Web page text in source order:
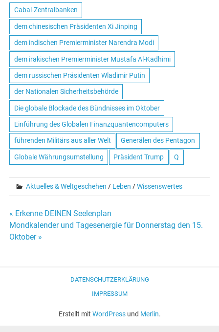
Cabal-Zentralbanken
dem chinesischen Präsidenten Xi Jinping
dem indischen Premierminister Narendra Modi
dem irakischen Premierminister Mustafa Al-Kadhimi
dem russischen Präsidenten Wladimir Putin
der Nationalen Sicherheitsbehörde
Die globale Blockade des Bündnisses im Oktober
Einführung des Globalen Finanzquantencomputers
führenden Militärs aus aller Welt Generälen des Pentagon
Globale Währungsumstellung Präsident Trump Q
Aktuelles & Weltgeschehen / Leben /Wissenswertes
Beitrags-
« Erkenne DEINEN Seelenplan
Mondkalender und Tagesenergie für Donnerstag den 15.
Oktober »
DATENSCHUTZERKLÄRUNG
IMPRESSUM
Erstellt mit WordPressund Merlin.